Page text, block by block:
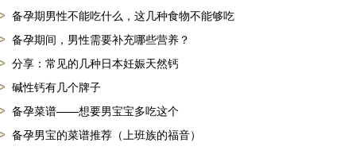
备孕期男性不能吃什么，这几种食物不能够吃
备孕期间，男性需要补充哪些营养？
分享：常见的几种日本妊娠天然钙
碱性钙有几个牌子
备孕菜谱——想要男宝宝多吃这个
备孕男宝的菜谱推荐（上班族的福音）